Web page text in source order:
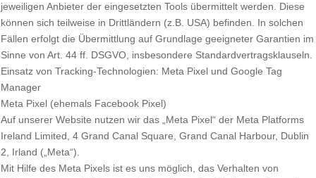
jeweiligen Anbieter der eingesetzten Tools übermittelt werden. Diese
können sich teilweise in Drittländern (z.B. USA) befinden. In solchen
Fällen erfolgt die Übermittlung auf Grundlage geeigneter Garantien im
Sinne von Art. 44 ff. DSGVO, insbesondere Standardvertragsklauseln.
Einsatz von Tracking-Technologien: Meta Pixel und Google Tag
Manager
Meta Pixel (ehemals Facebook Pixel)
Auf unserer Website nutzen wir das „Meta Pixel“ der Meta Platforms
Ireland Limited, 4 Grand Canal Square, Grand Canal Harbour, Dublin
2, Irland („Meta“).
Mit Hilfe des Meta Pixels ist es uns möglich, das Verhalten von